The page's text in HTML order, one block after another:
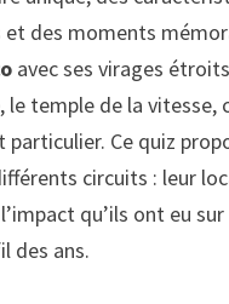
des moments
avec ses virages
, le temple de la vitesse,
Ce quiz
circuits : leur
qu’ils ont eu sur
des ans.